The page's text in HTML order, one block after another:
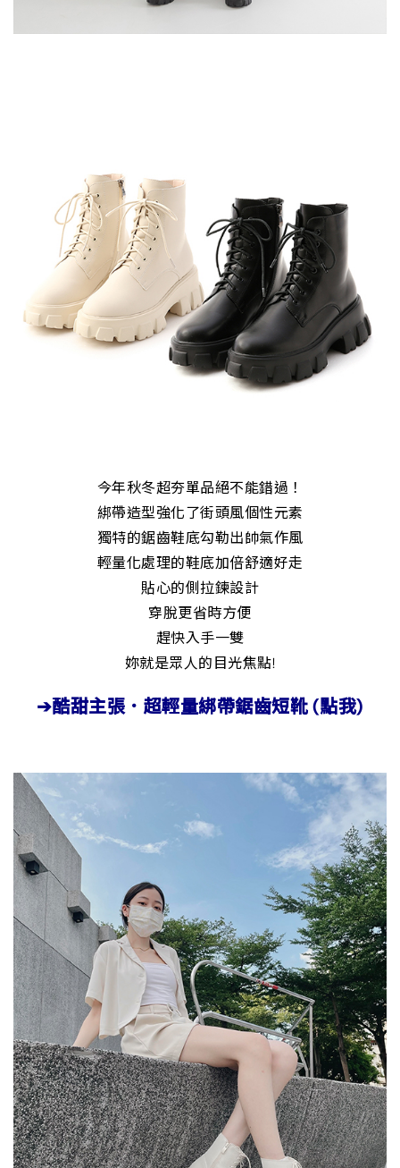
今年秋冬超夯單品絕不能錯過！
綁帶造型強化了街頭風個性元素
獨特的鋸齒鞋底勾勒出帥氣作風
輕量化處理的鞋底加倍舒適好走
貼心的側拉鍊設計
穿脫更省時方便
趕快入手一雙
妳就是眾人的目光焦點!
➔酷甜主張．超輕量綁帶鋸齒短靴 (點我)